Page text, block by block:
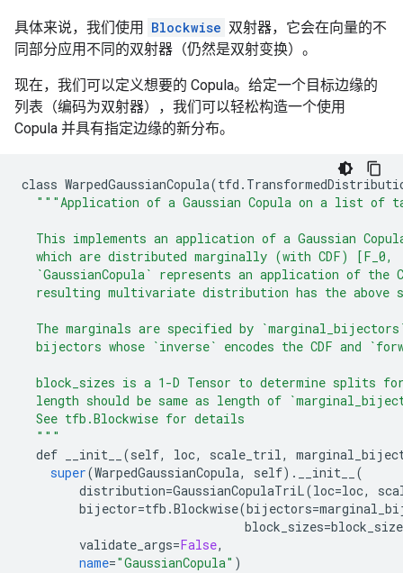
具体来说，我们使用 Blockwise 双射器，它会在向量的不
同部分应用不同的双射器（仍然是双射变换）。
现在，我们可以定义想要的 Copula。给定一个目标边缘的
列表（编码为双射器），我们可以轻松构造一个使用
Copula 并具有指定边缘的新分布。
class WarpedGaussianCopula(tfd .
" ""Application of a Gaussian Copula on a list of
This implements an application of a Gaussian
which are distributed marginally (with CDF) [F_0,
`GaussianCopula` represents an application of the
resulting multivariate distribution has the above
The marginals are specified by
bijectors whose `inverse` encodes the CDF and
block_sizes is a 1-D Tensor to determine splits
length should be same as length of
  See tfb.Blockwise for details
"" "
def
__init__ (self, loc, scale_tril,
super(WarpedGaussianCopula, self). __init__
(
distribution=GaussianCopulaTriL(loc=loc,
bijector=tfb .Blockwise(bijectors=
block_sizes=
validate_args=False,
name="GaussianCopula" )